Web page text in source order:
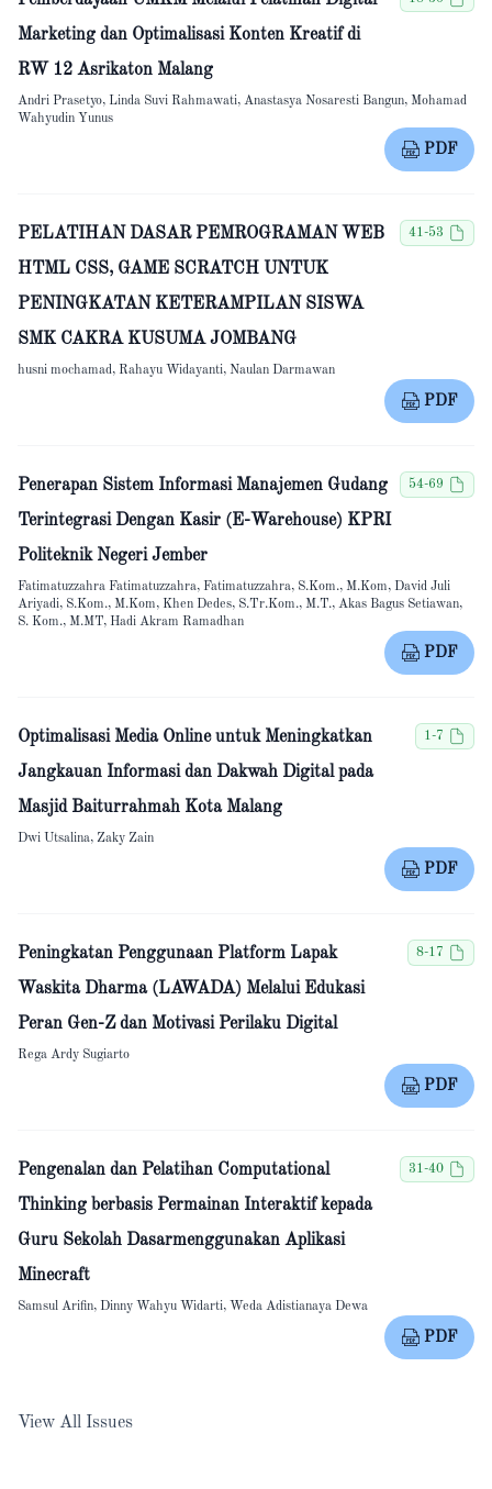
Marketing dan Optimalisasi Konten Kreatif di
RW 12 Asrikaton Malang
Andri Prasetyo, Linda Suvi Rahmawati, Anastasya Nosaresti Bangun, Mohamad
Wahyudin Yunus
PDF
PELATIHAN DASAR PEMROGRAMAN WEB
HTML CSS, GAME SCRATCH UNTUK
PENINGKATAN KETERAMPILAN SISWA
SMK CAKRA KUSUMA JOMBANG
41-53
husni mochamad, Rahayu Widayanti, Naulan Darmawan
PDF
Penerapan Sistem Informasi Manajemen Gudang
Terintegrasi Dengan Kasir (E-Warehouse) KPRI
Politeknik Negeri Jember
54-69
Fatimatuzzahra Fatimatuzzahra, Fatimatuzzahra, S.Kom., M.Kom, David Juli
Ariyadi, S.Kom., M.Kom, Khen Dedes, S.Tr.Kom., M.T., Akas Bagus Setiawan,
S. Kom., M.MT, Hadi Akram Ramadhan
PDF
Optimalisasi Media Online untuk Meningkatkan
Jangkauan Informasi dan Dakwah Digital pada
Masjid Baiturrahmah Kota Malang
1-7
Dwi Utsalina, Zaky Zain
PDF
Peningkatan Penggunaan Platform Lapak
Waskita Dharma (LAWADA) Melalui Edukasi
Peran Gen-Z dan Motivasi Perilaku Digital
8-17
Rega Ardy Sugiarto
PDF
Pengenalan dan Pelatihan Computational
Thinking berbasis Permainan Interaktif kepada
Guru Sekolah Dasarmenggunakan Aplikasi
Minecraft
31-40
Samsul Arifin, Dinny Wahyu Widarti, Weda Adistianaya Dewa
PDF
View All Issues